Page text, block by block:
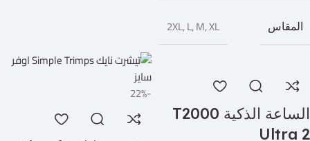
المقاس 2XL,L,M,XL
الساعة الذكية T2000
Ultra 2
-22%